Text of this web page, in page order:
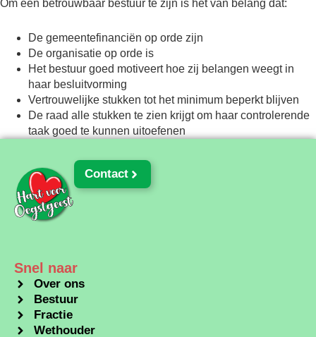
Om een betrouwbaar bestuur te zijn is het van belang dat:
De gemeentefinanciën op orde zijn
De organisatie op orde is
Het bestuur goed motiveert hoe zij belangen weegt in
haar besluitvorming
Vertrouwelijke stukken tot het minimum beperkt blijven
De raad alle stukken te zien krijgt om haar controlerende
taak goed te kunnen uitoefenen
Contact
Snel naar
Over ons
Bestuur
Fractie
Wethouder